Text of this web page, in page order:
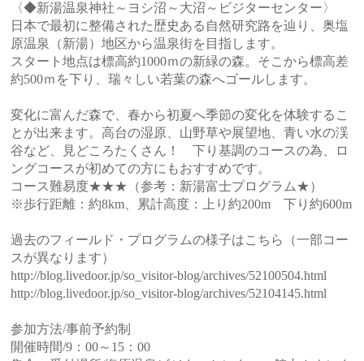
〈◆新湯温泉神社～ヨシ沼～大沼～ビジターセンター〉
日本で最初に整備された歴史ある自然研究路を辿り、奥塩
原温泉（新湯）地区から温泉街を目指します。
スタート地点は標高約1000ｍの新緑の森。そこから標高差
約500ｍを下り、瑞々しい若葉の森へゴールします。
変化に富んだ森で、春から初夏へ季節の変化を体験するこ
とが出来ます。高台の湿原、山野草や展望地、青い水の渓
谷など、見どころたくさん！ 下り基調のコースの為、ロ
ングコースが初めての方にもおすすめです。
コース難易度★★★（参考：新湯富士プログラム★）
※歩行距離：約8km、累計高度：上り約200m 下り約600m
過去のフィールド・プログラムの様子はこちら（一部コー
スが異なります）
http://blog.livedoor.jp/so_visitor-blog/archives/52100504.html
http://blog.livedoor.jp/so_visitor-blog/archives/52104145.html
参加方法/事前予約制
開催時間/9：00～15：00